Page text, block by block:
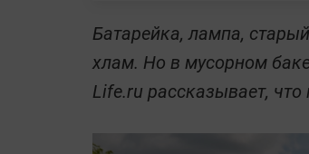
Батарейка, лампа,
хлам. Но в мусорном
Life.ru рассказывает,